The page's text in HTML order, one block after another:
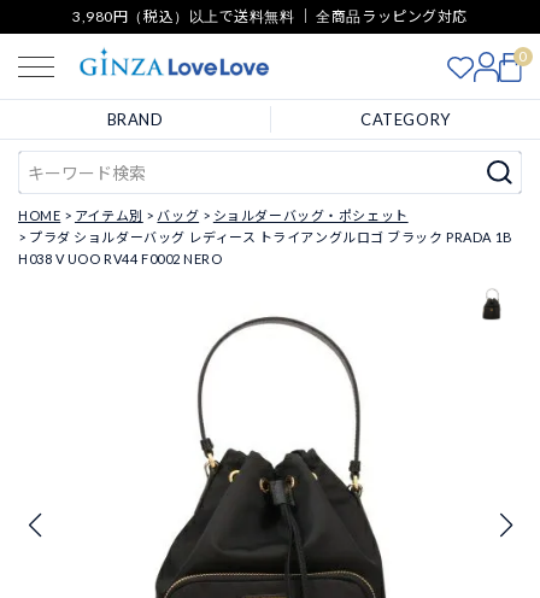
3,980円（税込）以上で送料無料 ｜ 全商品ラッピング対応
0
BRAND CATEGORY
HOME アイテム別 バッグ
ショルダーバッグ・ポシェット
プラダ ショルダーバッグ レディース トライアングルロゴ ブラック PRADA 1B
H038 V UOO RV44 F0002 NERO